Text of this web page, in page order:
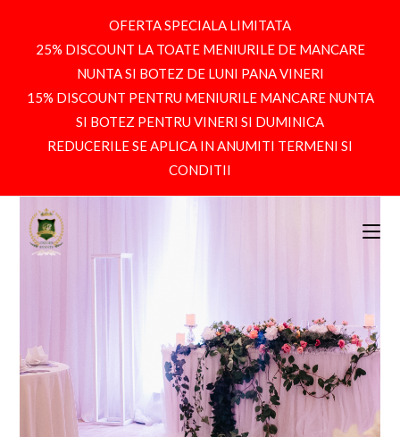
OFERTA SPECIALA LIMITATA
25% DISCOUNT LA TOATE MENIURILE DE MANCARE
NUNTA SI BOTEZ DE LUNI PANA VINERI
15% DISCOUNT PENTRU MENIURILE MANCARE NUNTA
SI BOTEZ PENTRU VINERI SI DUMINICA
REDUCERILE SE APLICA IN ANUMITI TERMENI SI
CONDITII